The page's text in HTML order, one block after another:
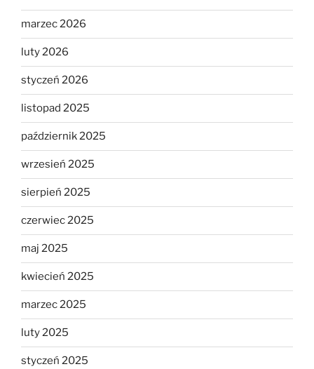
marzec 2026
luty 2026
styczeń 2026
listopad 2025
październik 2025
wrzesień 2025
sierpień 2025
czerwiec 2025
maj 2025
kwiecień 2025
marzec 2025
luty 2025
styczeń 2025